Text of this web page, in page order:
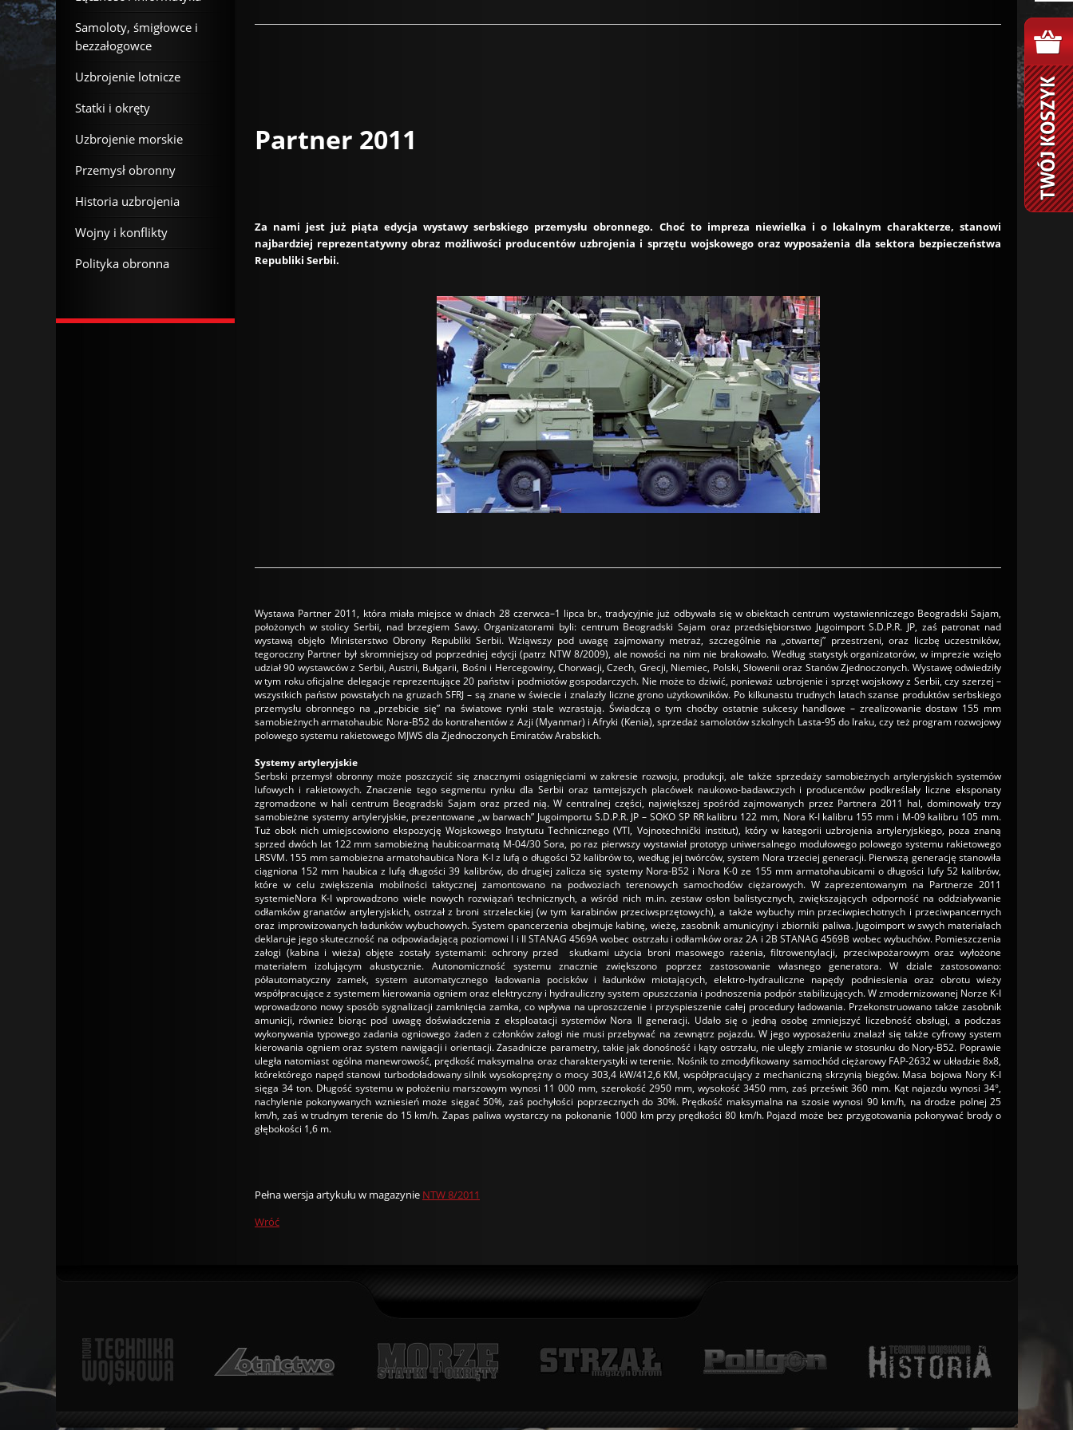
Partner 2011
Za nami jest już piąta edycja wystawy serbskiego przemysłu obronnego. Choć to impreza niewielka i o lokalnym charakterze, stanowi
najbardziej reprezentatywny obraz możliwości producentów uzbrojenia i sprzętu wojskowego oraz wyposażenia dla sektora bezpieczeństwa
Republiki Serbii.
Wystawa Partner 2011, która miała miejsce w dniach 28 czerwca–1 lipca br., tradycyjnie już odbywała się w obiektach centrum wystawienniczego Beogradski Sajam,
położonych w stolicy Serbii, nad brzegiem Sawy. Organizatorami byli: centrum Beogradski Sajam oraz przedsiębiorstwo Jugoimport S.D.P.R. JP, zaś patronat nad
wystawą objęło Ministerstwo Obrony Republiki Serbii. Wziąwszy pod uwagę zajmowany metraż, szczególnie na „otwartej” przestrzeni, oraz liczbę uczestników,
tegoroczny Partner był skromniejszy od poprzedniej edycji (patrz NTW 8/2009), ale nowości na nim nie brakowało. Według statystyk organizatorów, w imprezie wzięło
udział 90 wystawców z Serbii, Austrii, Bułgarii, Bośni i Hercegowiny, Chorwacji, Czech, Grecji, Niemiec, Polski, Słowenii oraz Stanów Zjednoczonych. Wystawę odwiedziły
w tym roku oficjalne delegacje reprezentujące 20 państw i podmiotów gospodarczych. Nie może to dziwić, ponieważ uzbrojenie i sprzęt wojskowy z Serbii, czy szerzej –
wszystkich państw powstałych na gruzach SFRJ – są znane w świecie i znalazły liczne grono użytkowników. Po kilkunastu trudnych latach szanse produktów serbskiego
przemysłu obronnego na „przebicie się” na światowe rynki stale wzrastają. Świadczą o tym choćby ostatnie sukcesy handlowe – zrealizowanie dostaw 155 mm
samobieżnych armatohaubic Nora-B52 do kontrahentów z Azji (Myanmar) i Afryki (Kenia), sprzedaż samolotów szkolnych Lasta-95 do Iraku, czy też program rozwojowy
polowego systemu rakietowego MJWS dla Zjednoczonych Emiratów Arabskich.
Systemy artyleryjskie
Serbski przemysł obronny może poszczycić się znacznymi osiągnięciami w zakresie rozwoju, produkcji, ale także sprzedaży samobieżnych artyleryjskich systemów
lufowych i rakietowych. Znaczenie tego segmentu rynku dla Serbii oraz tamtejszych placówek naukowo-badawczych i producentów podkreślały liczne eksponaty
zgromadzone w hali centrum Beogradski Sajam oraz przed nią. W centralnej części, największej spośród zajmowanych przez Partnera 2011 hal, dominowały trzy
samobieżne systemy artyleryjskie, prezentowane „w barwach” Jugoimportu S.D.P.R. JP – SOKO SP RR kalibru 122 mm, Nora K-I kalibru 155 mm i M-09 kalibru 105 mm.
Tuż obok nich umiejscowiono ekspozycję Wojskowego Instytutu Technicznego (VTI, Vojnotechnički institut), który w kategorii uzbrojenia artyleryjskiego, poza znaną
sprzed dwóch lat 122 mm samobieżną haubicoarmatą M-04/30 Sora, po raz pierwszy wystawiał prototyp uniwersalnego modułowego polowego systemu rakietowego
LRSVM. 155 mm samobieżna armatohaubica Nora K-I z lufą o długości 52 kalibrów to, według jej twórców, system Nora trzeciej generacji. Pierwszą generację stanowiła
ciągniona 152 mm haubica z lufą długości 39 kalibrów, do drugiej zalicza się systemy Nora-B52 i Nora K-0 ze 155 mm armatohaubicami o długości lufy 52 kalibrów,
które w celu zwiększenia mobilności taktycznej zamontowano na podwoziach terenowych samochodów ciężarowych. W zaprezentowanym na Partnerze 2011
systemieNora K-I wprowadzono wiele nowych rozwiązań technicznych, a wśród nich m.in. zestaw osłon balistycznych, zwiększających odporność na oddziaływanie
odłamków granatów artyleryjskich, ostrzał z broni strzeleckiej (w tym karabinów przeciwsprzętowych), a także wybuchy min przeciwpiechotnych i przeciwpancernych
oraz improwizowanych ładunków wybuchowych. System opancerzenia obejmuje kabinę, wieżę, zasobnik amunicyjny i zbiorniki paliwa. Jugoimport w swych materiałach
deklaruje jego skuteczność na odpowiadającą poziomowi I i II STANAG 4569A wobec ostrzału i odłamków oraz 2A i 2B STANAG 4569B wobec wybuchów. Pomieszczenia
załogi (kabina i wieża) objęte zostały systemami: ochrony przed skutkami użycia broni masowego rażenia, filtrowentylacji, przeciwpożarowym oraz wyłożone
materiałem izolującym akustycznie. Autonomiczność systemu znacznie zwiększono poprzez zastosowanie własnego generatora. W dziale zastosowano:
półautomatyczny zamek, system automatycznego ładowania pocisków i ładunków miotających, elektro-hydrauliczne napędy podniesienia oraz obrotu wieży
współpracujące z systemem kierowania ogniem oraz elektryczny i hydrauliczny system opuszczania i podnoszenia podpór stabilizujących. W zmodernizowanej Norze K-I
wprowadzono nowy sposób sygnalizacji zamknięcia zamka, co wpływa na uproszczenie i przyspieszenie całej procedury ładowania. Przekonstruowano także zasobnik
amunicji, również biorąc pod uwagę doświadczenia z eksploatacji systemów Nora II generacji. Udało się o jedną osobę zmniejszyć liczebność obsługi, a podczas
wykonywania typowego zadania ogniowego żaden z członków załogi nie musi przebywać na zewnątrz pojazdu. W jego wyposażeniu znalazł się także cyfrowy system
kierowania ogniem oraz system nawigacji i orientacji. Zasadnicze parametry, takie jak donośność i kąty ostrzału, nie uległy zmianie w stosunku do Nory-B52. Poprawie
uległa natomiast ogólna manewrowość, prędkość maksymalna oraz charakterystyki w terenie. Nośnik to zmodyfikowany samochód ciężarowy FAP-2632 w układzie 8x8,
którektórego napęd stanowi turbodoładowany silnik wysokoprężny o mocy 303,4 kW/412,6 KM, współpracujący z mechaniczną skrzynią biegów. Masa bojowa Nory K-I
sięga 34 ton. Długość systemu w położeniu marszowym wynosi 11 000 mm, szerokość 2950 mm, wysokość 3450 mm, zaś prześwit 360 mm. Kąt najazdu wynosi 34°,
nachylenie pokonywanych wzniesień może sięgać 50%, zaś pochyłości poprzecznych do 30%. Prędkość maksymalna na szosie wynosi 90 km/h, na drodze polnej 25
km/h, zaś w trudnym terenie do 15 km/h. Zapas paliwa wystarczy na pokonanie 1000 km przy prędkości 80 km/h. Pojazd może bez przygotowania pokonywać brody o
głębokości 1,6 m.
Pełna wersja artykułu w magazynie NTW 8/2011
Wróć
Samoloty, śmigłowce i
bezzałogowce
Uzbrojenie lotnicze
Statki i okręty
Uzbrojenie morskie
Przemysł obronny
Historia uzbrojenia
Wojny i konflikty
Polityka obronna